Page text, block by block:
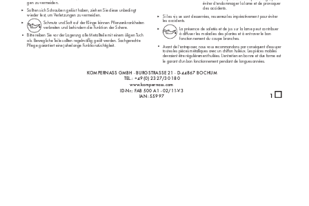
gen zu vermeiden.
▸
Sollten sich Schrauben gelöst haben, ziehen Sie diese unbedingt
wieder fest, um Verletzungen zu vermeiden.
▸
Schmutz und Saft auf der Klinge können Pﬂ anzenkrankheiten
verbreiten und behindern die Funktion der Schere.
• Bitte reiben Sie vor der Lagerung alle Metallteile mit einem öligen Tuch
ab. Bewegliche Teile sollten regelmäßig geölt werden. Sachgerechte
Pﬂ ege garantiert eine jahrelange Funktionstüchtigkeit.
éviter d’endommager la lame et de provoquer
des accidents.
▸
Si les vis se sont desserrées, resserrez-les impérativement pour éviter
les accidents.
▸
La présence de saletés et de jus sur la lame peut contribuer
à diﬀ user les maladies des plantes et à entraver le bon
fonctionnement du coupe branches.
• Avant de l’entreposer, nous vous recommandons par conséquent d’essuyer
toutes les pièces métalliques avec un chiﬀ on huileux. Les pièces mobiles
devraient être régulièrement huilées. L’entretien en bonne et due forme est
le garant d’un bon fonctionnement pendant de longues années.
1
KOMPERNASS GMBH · BURGSTRASSE 21 · D-44867 BOCHUM
TEL.:  +49 (0) 23 27/30 18 0
www.kompernass.com
ID-Nr.: FAB 500 A1 - 02/11-V3
IAN: 55997